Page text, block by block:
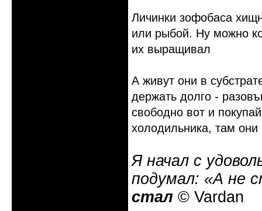
Личинки зофобаса
или рыбой. Ну можно
их выращивал
А живут они в
держать долго -
свободно вот и
холодильника, там они
Я начал с
подумал: «А не
стал © Vardan